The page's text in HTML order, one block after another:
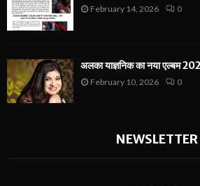
February 14, 2026 0
अलका याज्ञनिक का नया एल्बम
February 10, 2026 0
NEWSLETTER